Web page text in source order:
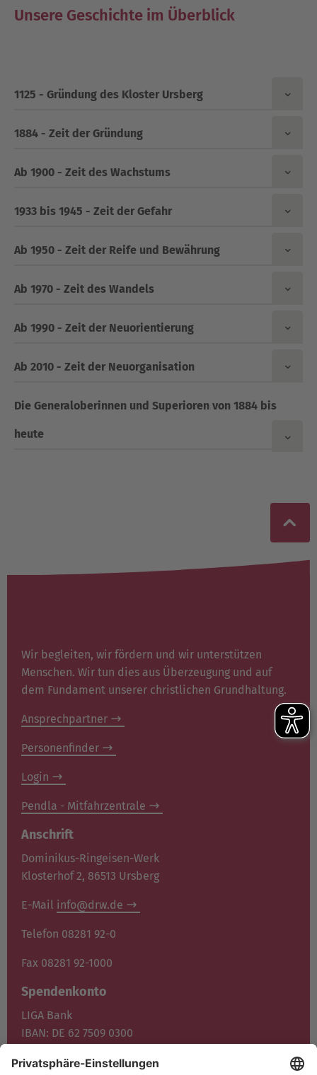
Unsere Geschichte im Überblick
1125 - Gründung des Kloster Ursberg
1884 - Zeit der Gründung
Ab 1900 - Zeit des Wachstums
1933 bis 1945 - Zeit der Gefahr
Ab 1950 - Zeit der Reife und Bewährung
Ab 1970 - Zeit des Wandels
Ab 1990 - Zeit der Neuorientierung
Ab 2010 - Zeit der Neuorganisation
Die Generaloberinnen und Superioren von 1884 bis
heute
Wir begleiten, wir fördern und wir unterstützen
Menschen. Wir tun dies aus Überzeugung und auf
dem Fundament unserer christlichen Grundhaltung.
Ansprechpartner
Personenfinder
Login
Pendla - Mitfahrzentrale
Anschrift
Dominikus-Ringeisen-Werk
Klosterhof 2, 86513 Ursberg
E-Mail info@drw.de
Telefon 08281 92-0
Fax 08281 92-1000
Spendenkonto
LIGA Bank
IBAN: DE 62 7509 0300
BIC: GENO DE F1M05